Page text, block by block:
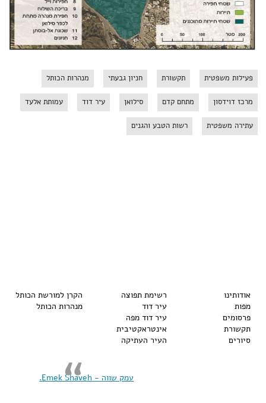
פעילות משפטית תקשורת חניון גבעתי מנהרות הכותל
מרכז דוידסון מתחם קדם סילואן עיר דוד עמותת אלעד
עתירה משפטית רשות הטבע והגנים
אודותינו
מפות
פרסומים
תקשורת
סיורים
רשימת תפוצה
עיר דוד
עיר דוד מפה
אינטראקטיבית
העיר העתיקה
הקרן למורשת הכותל
מנהרות הכותל
‏עמק שווה - Emek Shaveh‏.